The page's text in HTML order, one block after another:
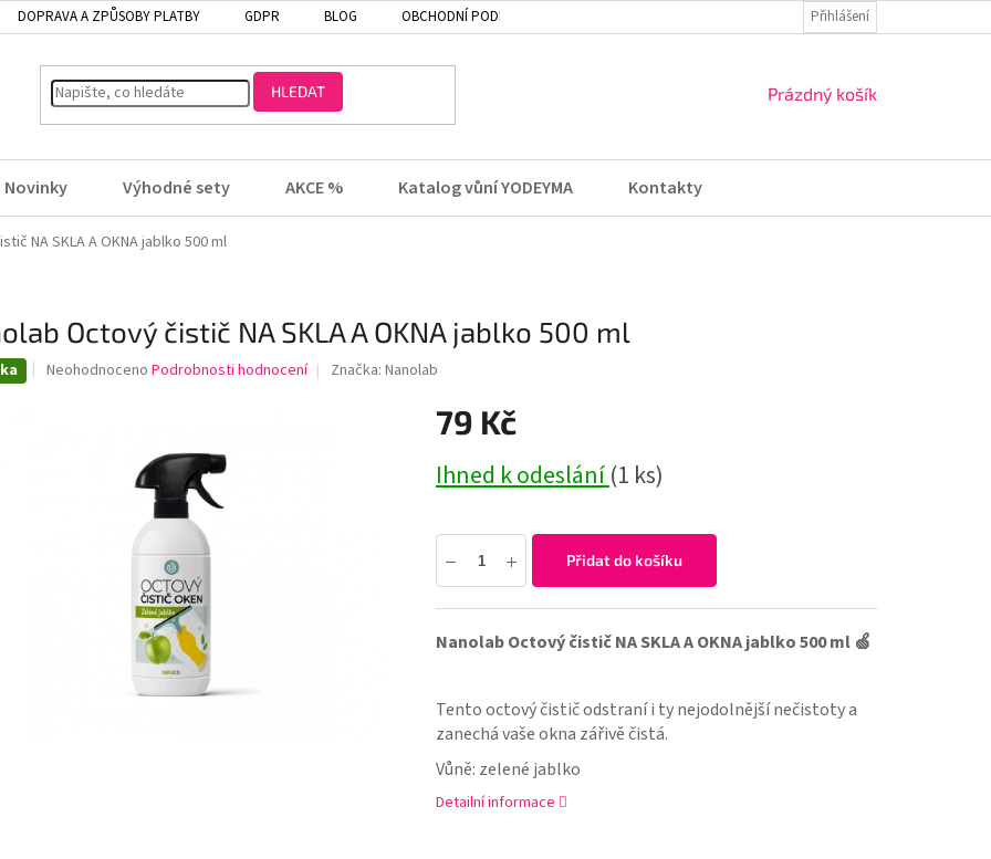
DOPRAVA A ZPŮSOBY PLATBY GDPR BLOG OBCHODNÍ PODMÍNKY Přihlášení
HLEDAT
NÁKUPNÍ
Prázdný košík
Novinky Výhodné sety AKCE % Katalog vůní YODEYMA Kontakty
NA SKLA A OKNA jablko 500 ml
Octový čistič NA SKLA A OKNA jablko 500 ml
Průměrné
Neohodnoceno Podrobnosti hodnocení Značka: Nanolab
79 Kč
Ihned k odeslání(1 ks)
Přidat do košíku
Nanolab Octový čistič NA SKLA A OKNA jablko 500 ml 🍏
Tento octový čistič odstraní i ty nejodolnější nečistoty a
zanechá vaše okna zářivě čistá.
Vůně: zelené jablko
Detailní informace